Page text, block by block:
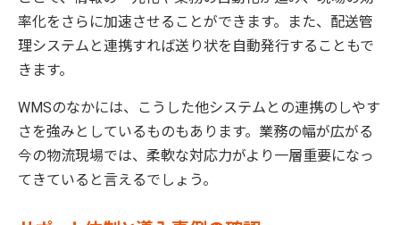
率化をさらに加速させることができます。また、配送管
理システムと連携すれば送り状を自動発行することもで
きます。
WMSのなかには、こうした他システムとの連携のしやす
さを強みとしているものもあります。業務の幅が広がる
今の物流現場では、柔軟な対応力がより一層重要になっ
てきていると言えるでしょう。